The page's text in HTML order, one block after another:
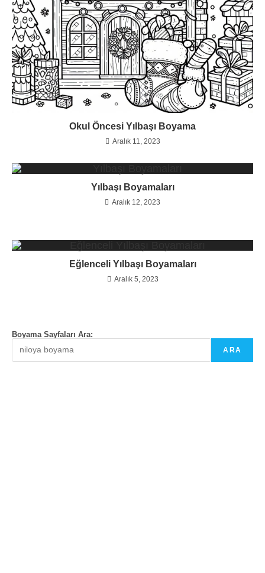
Okul Öncesi Yılbaşı Boyama
Aralık 11, 2023
Yılbaşı Boyamaları
Aralık 12, 2023
Eğlenceli Yılbaşı Boyamaları
Aralık 5, 2023
Boyama Sayfaları Ara:
ARA